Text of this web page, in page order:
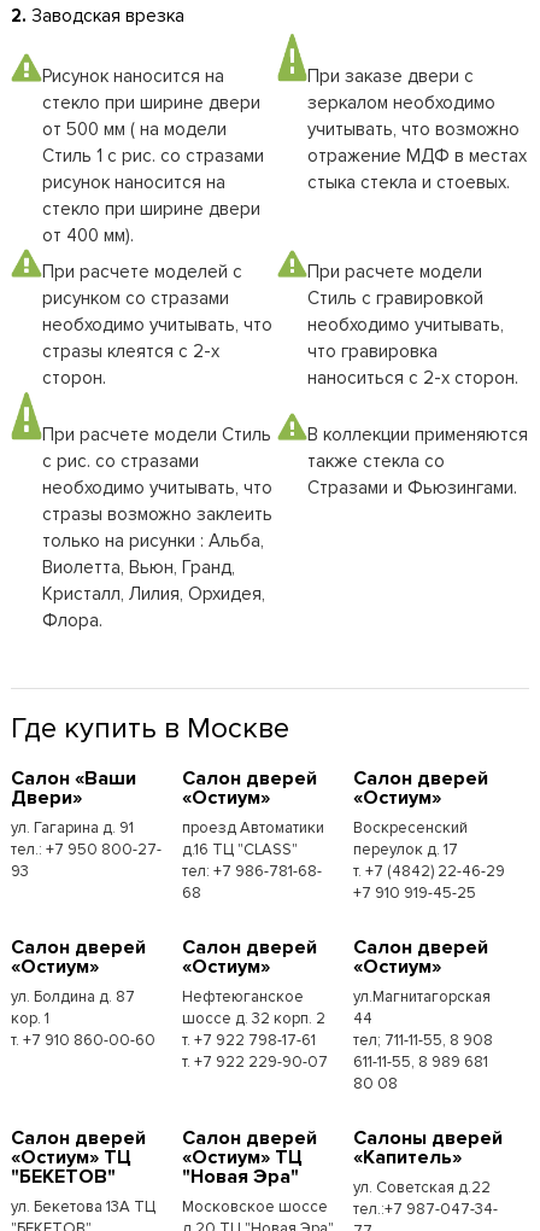
2. Заводская врезка
Рисунок наносится на
стекло при ширине двери
от 500 мм ( на модели
Стиль 1 с рис. со стразами
рисунок наносится на
стекло при ширине двери
от 400 мм).
При заказе двери с
зеркалом необходимо
учитывать, что возможно
отражение МДФ в местах
стыка стекла и стоевых.
При расчете моделей с
рисунком со стразами
необходимо учитывать, что
стразы клеятся с 2-х
сторон.
При расчете модели
Стиль с гравировкой
необходимо учитывать,
что гравировка
наноситься с 2-х сторон.
При расчете модели Стиль
с рис. со стразами
необходимо учитывать, что
стразы возможно заклеить
только на рисунки : Альба,
Виолетта, Вьюн, Гранд,
Кристалл, Лилия, Орхидея,
Флора.
В коллекции применяются
также стекла со
Стразами и Фьюзингами.
Где купить в Москве
Cалон «Ваши
Двери»
ул. Гагарина д. 91
тел.: +7 950 800-27-
93
Cалон дверей
«Остиум»
проезд Автоматики
д.16 ТЦ "CLASS"
тел: +7 986-781-68-
68
Cалон дверей
«Остиум»
Воскресенский
переулок д. 17
т. +7 (4842) 22-46-29
+7 910 919-45-25
Cалон дверей
«Остиум»
ул. Болдина д. 87
кор. 1
т. +7 910 860-00-60
Cалон дверей
«Остиум»
Нефтеюганское
шоссе д. 32 корп. 2
т. +7 922 798-17-61
т. +7 922 229-90-07
Cалон дверей
«Остиум»
ул.Магнитагорская
44
тел; 711-11-55, 8 908
611-11-55, 8 989 681
80 08
Cалон дверей
«Остиум» ТЦ
"БЕКЕТОВ"
ул. Бекетова 13А ТЦ
Cалон дверей
«Остиум» ТЦ
"Новая Эра"
Московское шоссе
Cалоны дверей
«Капитель»
ул. Советская д.22
тел.:+7 987-047-34-